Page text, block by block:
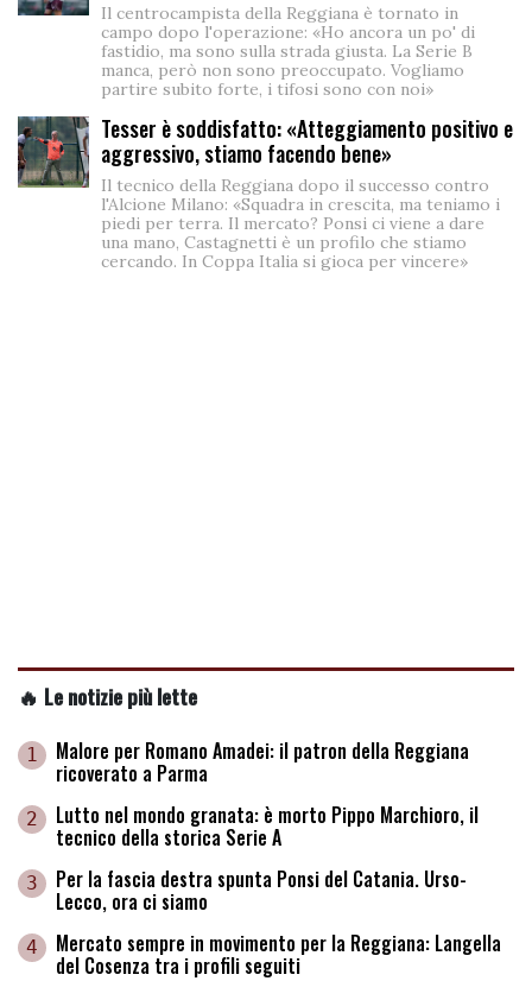
Il centrocampista della Reggiana è tornato in
campo dopo l'operazione: «Ho ancora un po' di
fastidio, ma sono sulla strada giusta. La Serie B
manca, però non sono preoccupato. Vogliamo
partire subito forte, i tifosi sono con noi»
Tesser è soddisfatto: «Atteggiamento positivo e
aggressivo, stiamo facendo bene»
Il tecnico della Reggiana dopo il successo contro
l'Alcione Milano: «Squadra in crescita, ma teniamo i
piedi per terra. Il mercato? Ponsi ci viene a dare
una mano, Castagnetti è un profilo che stiamo
cercando. In Coppa Italia si gioca per vincere»
🔥 Le notizie più lette
1 Malore per Romano Amadei: il patron della Reggiana
ricoverato a Parma
2 Lutto nel mondo granata: è morto Pippo Marchioro, il
tecnico della storica Serie A
3 Per la fascia destra spunta Ponsi del Catania. Urso-
Lecco, ora ci siamo
4 Mercato sempre in movimento per la Reggiana: Langella
del Cosenza tra i profili seguiti